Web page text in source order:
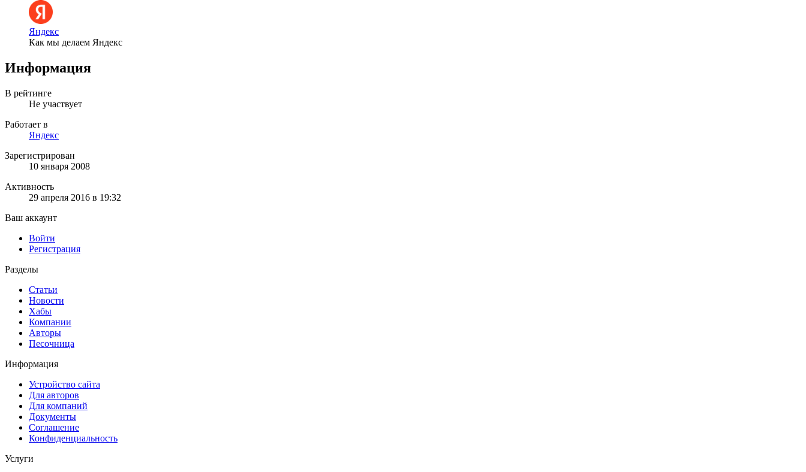
Яндекс
Как мы делаем Яндекс
Информация
В рейтинге
Не участвует
Работает в
Яндекс
Зарегистрирован
10 января 2008
Активность
29 апреля 2016 в 19:32
Ваш аккаунт
Войти
Регистрация
Разделы
Статьи
Новости
Хабы
Компании
Авторы
Песочница
Информация
Устройство сайта
Для авторов
Для компаний
Документы
Соглашение
Конфиденциальность
Услуги